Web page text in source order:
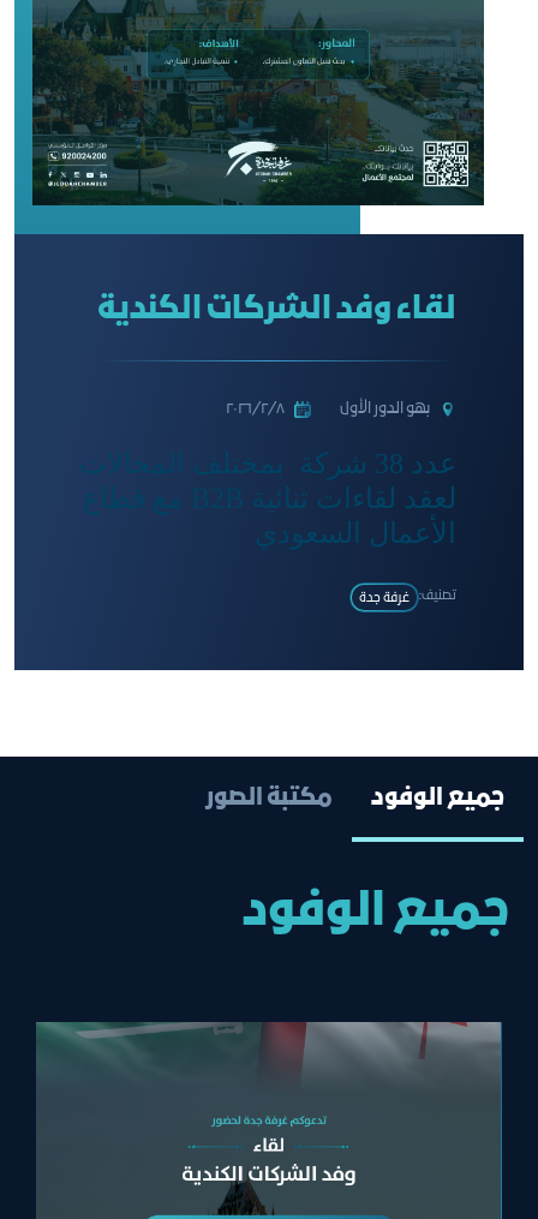
لقاء وفد الشركات الكندية
بهو الدور الأول ٨‏/٢‏/٢٠٢٦
عدد 38 شركة بمختلف المجالات
لعقد لقاءات ثنائية B2B مع قطاع
الأعمال السعودي
تصنيف: غرفة جدة
جميع اﻟﻮﻓﻮد مكتبة الصور
جميع اﻟﻮﻓﻮد